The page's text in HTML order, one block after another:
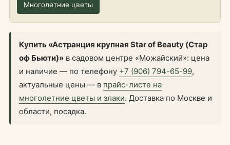
Многолетние цветы
Купить «Астранция крупная Star of Beauty (Стар
оф Бьюти)» в садовом центре «Можайский»: цена
и наличие — по телефону +7 (906) 794-65-99,
актуальные цены — в прайс-листе на
многолетние цветы и злаки. Доставка по Москве и
области, посадка.